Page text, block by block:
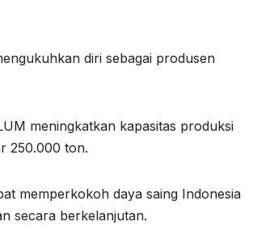
diri sebagai produsen
meningkatkan kapasitas produksi
250.000 ton.
memperkokoh daya saing Indonesia
secara berkelanjutan.